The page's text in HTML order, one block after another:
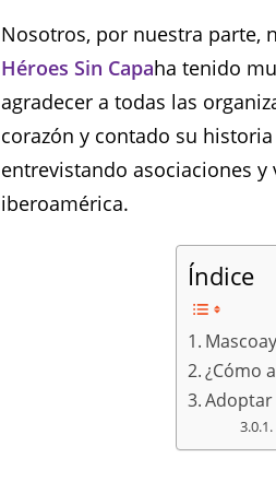
Nosotros, por nuestra parte,
Héroes Sin Capaha tenido
agradecer a todas las
corazón y contado su
entrevistando asociaciones
iberoamérica.
Índice
¿Cómo
Adoptar